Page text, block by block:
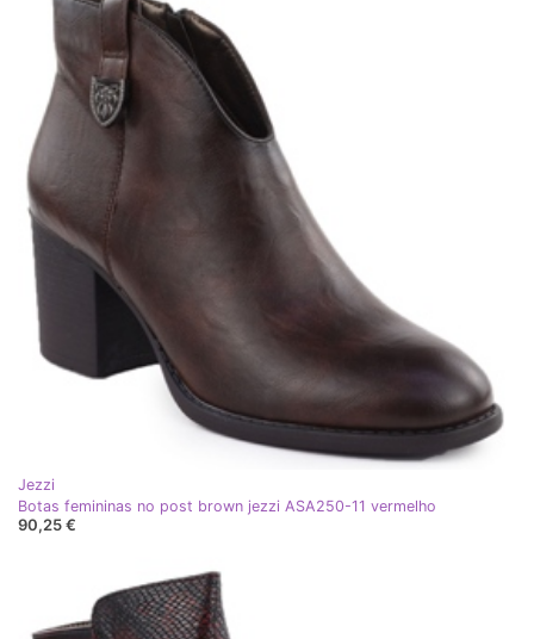
Jezzi
Botas femininas no post brown jezzi ASA250-11 vermelho
90,25 €